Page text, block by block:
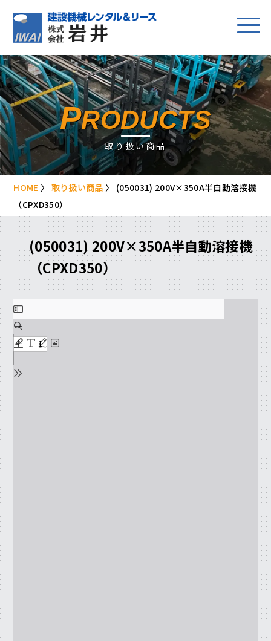
PRODUCTS
取り扱い商品
HOME 〉 取り扱い商品 〉 (050031) 200V×350A半自動溶接機
（CPXD350）
(050031) 200V×350A半自動溶接機
（CPXD350）